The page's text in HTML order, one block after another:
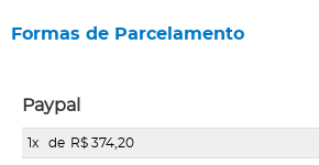
Formas de Parcelamento
Paypal
1x de R$ 374,20